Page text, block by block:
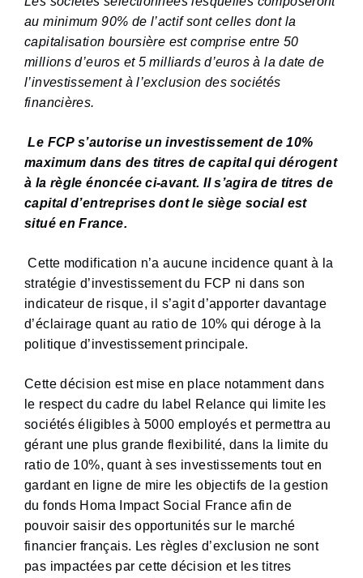
au minimum 90% de l’actif sont celles dont la
capitalisation boursière est comprise entre 50
millions d’euros et 5 milliards d’euros à la date de
l’investissement à l’exclusion des sociétés
financières.
Le FCP s’autorise un investissement de 10%
maximum dans des titres de capital qui dérogent
à la règle énoncée ci-avant. Il s’agira de titres de
capital d’entreprises dont le siège social est
situé en France.
Cette modification n’a aucune incidence quant à la
stratégie d’investissement du FCP ni dans son
indicateur de risque, il s’agit d’apporter davantage
d’éclairage quant au ratio de 10% qui déroge à la
politique d’investissement principale.
Cette décision est mise en place notamment dans
le respect du cadre du label Relance qui limite les
sociétés éligibles à 5000 employés et permettra au
gérant une plus grande flexibilité, dans la limite du
ratio de 10%, quant à ses investissements tout en
gardant en ligne de mire les objectifs de la gestion
du fonds Homa Impact Social France afin de
pouvoir saisir des opportunités sur le marché
financier français. Les règles d’exclusion ne sont
pas impactées par cette décision et les titres